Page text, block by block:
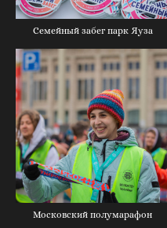
Семейный забег парк Яуза
Московский полумарафон